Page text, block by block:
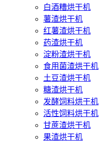
白酒糟烘干机
薯渣烘干机
红薯渣烘干机
药渣烘干机
淀粉渣烘干机
食用菌渣烘干机
土豆渣烘干机
糖渣烘干机
发酵饲料烘干机
活性饲料烘干机
甘蔗渣烘干机
果渣烘干机